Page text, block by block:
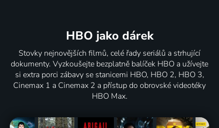
HBO jako dárek
Stovky nejnovějších filmů, celé řady seriálů a strhující
dokumenty. Vyzkoušejte bezplatně balíček HBO a užívejte
si extra porci zábavy se stanicemi HBO, HBO 2, HBO 3,
Cinemax 1 a Cinemax 2 a přístup do obrovské videotéky
HBO Max.